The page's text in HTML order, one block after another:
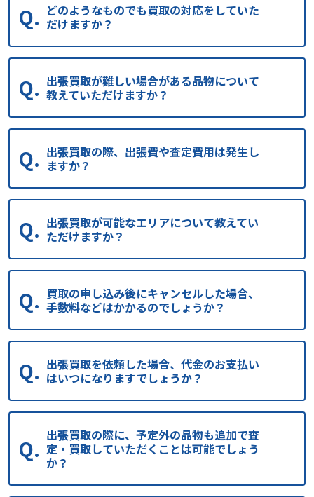
どのようなものでも買取の対応をしていた
だけますか？
出張買取が難しい場合がある品物について
教えていただけますか？
出張買取の際、出張費や査定費用は発生し
ますか？
出張買取が可能なエリアについて教えてい
ただけますか？
買取の申し込み後にキャンセルした場合、
手数料などはかかるのでしょうか？
出張買取を依頼した場合、代金のお支払い
はいつになりますでしょうか？
出張買取の際に、予定外の品物も追加で査
定・買取していただくことは可能でしょう
か？